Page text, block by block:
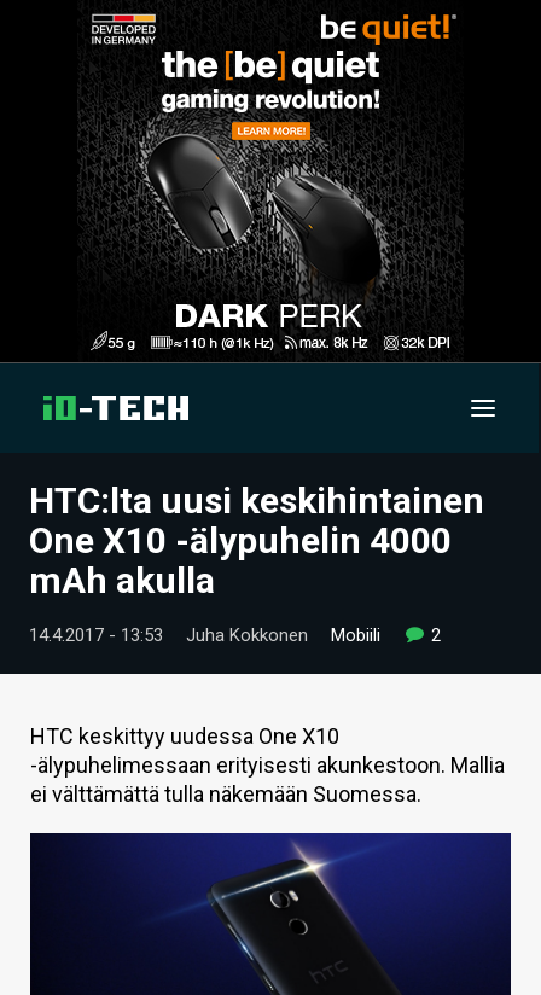
UUTISET
ARTIKKELIT
VIDEOT
TECHBBS
TIETOA
HINTA.FI
HTC:lta uusi keskihintainen
One X10 -älypuhelin 4000
mAh akulla
14.4.2017 - 13:53 Juha Kokkonen Mobiili 2
HTC keskittyy uudessa One X10
-älypuhelimessaan erityisesti akunkestoon. Mallia
ei välttämättä tulla näkemään Suomessa.